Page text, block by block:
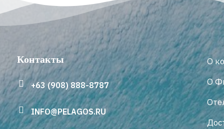
Контакты
+63 (908) 888-8787
INFO@PELAGOS.RU
О
О